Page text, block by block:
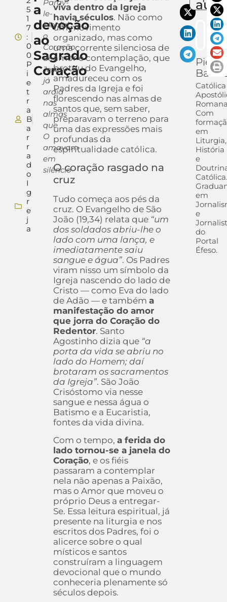
5
1
7
:
0
0
P
i
e
t
r
a
B
a
r
r
a
d
o
I
g
r
e
j
a
a
devoção
ao
Sagrado
Coração
Paray-
le-
Monial,
o
Coração
de
Jesus
já
ardia
nas
almas
que
O
amavam
em
silêncio
viva dentro da Igreja
havia séculos. Não como
um movimento
organizado, mas como
uma corrente silenciosa de
amor e contemplação, que
brotou do Evangelho,
amadureceu com os
Padres da Igreja e foi
florescendo nas almas de
santos que, sem saber,
preparavam o terreno para
uma das expressões mais
profundas da
espiritualidade católica.
O coração rasgado na
cruz
Tudo começa aos pés da
cruz. O Evangelho de São
João (19,34) relata que “um
dos soldados abriu-lhe o
lado com uma lança, e
imediatamente saiu
sangue e água”. Os Padres
viram nisso um símbolo da
Igreja nascendo do lado de
Cristo — como Eva do lado
de Adão — e também a
manifestação do amor
que jorra do Coração do
Redentor. Santo
Agostinho dizia que “a
porta da vida se abriu no
lado do Homem; daí
brotaram os sacramentos
da Igreja”. São João
Crisóstomo via nesse
sangue e nessa água o
Batismo e a Eucaristia,
fontes da vida divina.
Com o tempo, a ferida do
lado tornou-se a janela do
Coração, e os fiéis
passaram a contemplar
nela não apenas a Paixão,
mas o Amor que moveu o
próprio Deus a entregar-
Se. Essa leitura espiritual, já
presente na liturgia e nos
escritos dos Padres, foi o
alicerce sobre o qual
místicos e santos
construíram a linguagem
devocional que o mundo
conheceria plenamente só
séculos depois.
Pietra
Católica
Com
em
Liturgia,
História
e
Católica.
em
e
do
Portal
Éfeso.